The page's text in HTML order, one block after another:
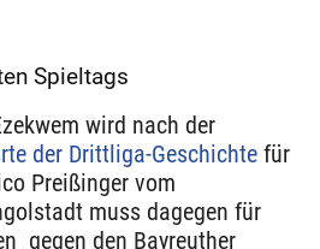
Spieltags
wird nach der
der Drittliga-Geschichte für
Preißinger vom
muss dagegen für
gegen den Bayreuther